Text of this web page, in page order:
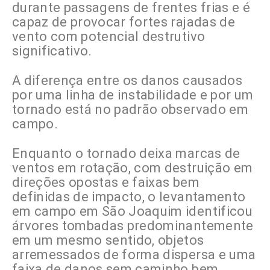
durante passagens de frentes frias e é
capaz de provocar fortes rajadas de
vento com potencial destrutivo
significativo.
A diferença entre os danos causados
por uma linha de instabilidade e por um
tornado está no padrão observado em
campo.
Enquanto o tornado deixa marcas de
ventos em rotação, com destruição em
direções opostas e faixas bem
definidas de impacto, o levantamento
em campo em São Joaquim identificou
árvores tombadas predominantemente
em um mesmo sentido, objetos
arremessados de forma dispersa e uma